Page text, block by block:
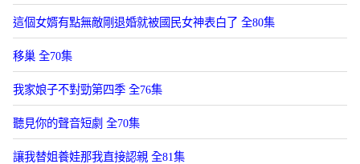
這個女婿有點無敵剛退婚就被國民女神表白了 全80集
移巢 全70集
我家娘子不對勁第四季 全76集
聽見你的聲音短劇 全70集
讓我替姐養娃那我直接認親 全81集